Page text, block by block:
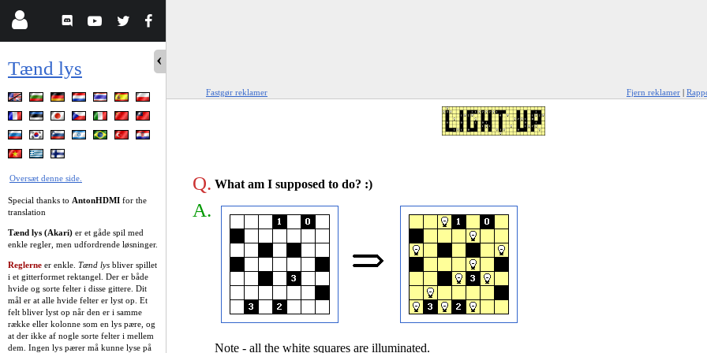
Tænd lys
Oversæt denne side.
Special thanks to AntonHDMI for the
translation
Tænd lys (Akari) er et gåde spil med
enkle regler, men udfordrende løsninger.
Reglerne er enkle. Tænd lys bliver spillet
i et gitterformet rektangel. Der er både
hvide og sorte felter i disse gittere. Dit
mål er at alle hvide felter er lyst op. Et
felt bliver lyst op når den er i samme
række eller kolonne som en lys pære, og
at der ikke af nogle sorte felter i mellem
dem. Ingen lys pærer må kunne lyse på
Fastgør reklamer Fjern reklamer |
Q. What am I supposed to do? :)
A.
Note - all the white squares are illuminated.